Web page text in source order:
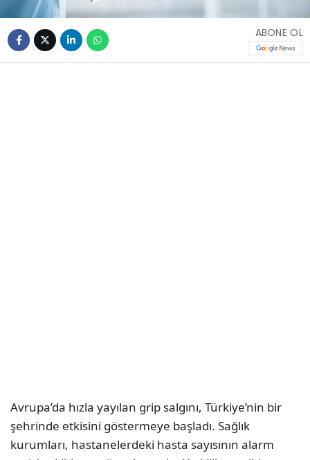
ABONE OL
Avrupa’da hızla yayılan grip salgını, Türkiye’nin bir
şehrinde etkisini göstermeye başladı. Sağlık
kurumları, hastanelerdeki hasta sayısının alarm